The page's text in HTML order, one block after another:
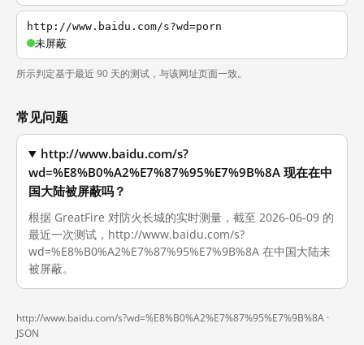
http://www.baidu.com/s?wd=porn
未屏蔽
所示判定基于最近 90 天的测试，与该网址页面一致。
常见问题
http://www.baidu.com/s?
wd=%E8%B0%A2%E7%87%95%E7%9B%8A 现在在中
国大陆被屏蔽吗？
根据 GreatFire 对防火长城的实时测量，截至 2026-06-09 的
最近一次测试，http://www.baidu.com/s?
wd=%E8%B0%A2%E7%87%95%E7%9B%8A 在中国大陆未
被屏蔽。
http://www.baidu.com/s?wd=%E8%B0%A2%E7%87%95%E7%9B%8A ·
JSON